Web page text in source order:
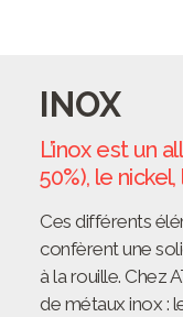
INOX
L’inox est un
50%), le
Ces différents
confèrent une
à la rouille. Chez
de métaux inox :